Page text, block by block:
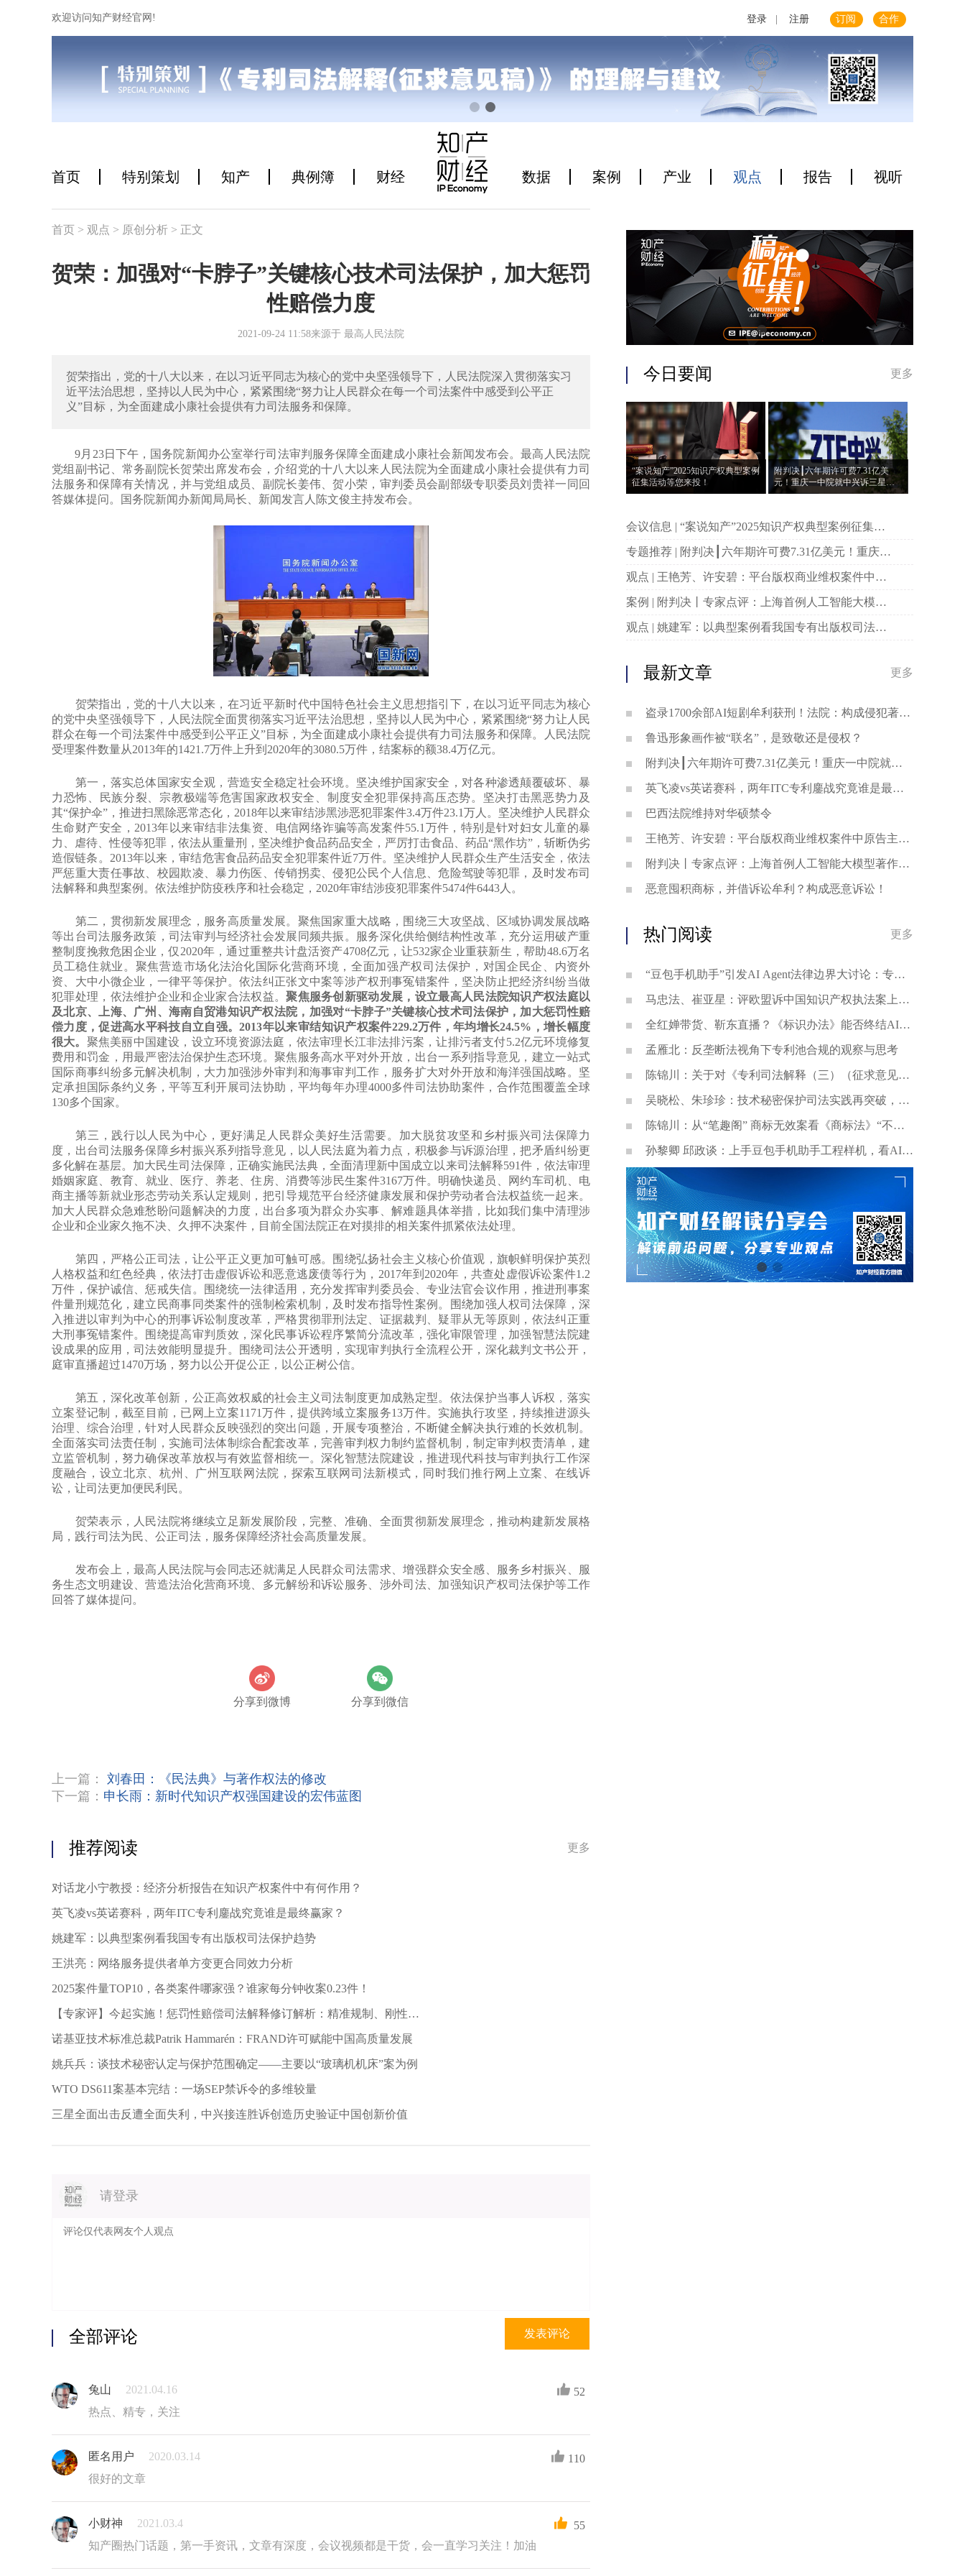
欢迎访问知产财经官网! 登录 注册 订阅 合作
首页 特别策划 知产 典例簿 财经 数据 案例 产业 观点 报告 视听
首页 > 观点 > 原创分析 > 正文
贺荣：加强对“卡脖子”关键核心技术司法保护，加大惩罚
性赔偿力度
2021-09-24 11:58来源于 最高人民法院
贺荣指出，党的十八大以来，在以习近平同志为核心的党中央坚强领导下，人民法院深入贯彻落实习
近平法治思想，坚持以人民为中心，紧紧围绕“努力让人民群众在每一个司法案件中感受到公平正
义”目标，为全面建成小康社会提供有力司法服务和保障。
9月23日下午，国务院新闻办公室举行司法审判服务保障全面建成小康社会新闻发布会。最高人民法院
党组副书记、常务副院长贺荣出席发布会，介绍党的十八大以来人民法院为全面建成小康社会提供有力司
法服务和保障有关情况，并与党组成员、副院长姜伟、贺小荣，审判委员会副部级专职委员刘贵祥一同回
答媒体提问。国务院新闻办新闻局局长、新闻发言人陈文俊主持发布会。
贺荣指出，党的十八大以来，在习近平新时代中国特色社会主义思想指引下，在以习近平同志为核心
的党中央坚强领导下，人民法院全面贯彻落实习近平法治思想，坚持以人民为中心，紧紧围绕“努力让人民
群众在每一个司法案件中感受到公平正义”目标，为全面建成小康社会提供有力司法服务和保障。人民法院
受理案件数量从2013年的1421.7万件上升到2020年的3080.5万件，结案标的额38.4万亿元。
第一，落实总体国家安全观，营造安全稳定社会环境。坚决维护国家安全，对各种渗透颠覆破坏、暴
力恐怖、民族分裂、宗教极端等危害国家政权安全、制度安全犯罪保持高压态势。坚决打击黑恶势力及
其“保护伞”，推进扫黑除恶常态化，2018年以来审结涉黑涉恶犯罪案件3.4万件23.1万人。坚决维护人民群众
生命财产安全，2013年以来审结非法集资、电信网络诈骗等高发案件55.1万件，特别是针对妇女儿童的暴
力、虐待、性侵等犯罪，依法从重量刑，坚决维护食品药品安全，严厉打击食品、药品“黑作坊”，斩断伪劣
造假链条。2013年以来，审结危害食品药品安全犯罪案件近7万件。坚决维护人民群众生产生活安全，依法
严惩重大责任事故、校园欺凌、暴力伤医、传销拐卖、侵犯公民个人信息、危险驾驶等犯罪，及时发布司
法解释和典型案例。依法维护防疫秩序和社会稳定，2020年审结涉疫犯罪案件5474件6443人。
第二，贯彻新发展理念，服务高质量发展。聚焦国家重大战略，围绕三大攻坚战、区域协调发展战略
等出台司法服务政策，司法审判与经济社会发展同频共振。服务深化供给侧结构性改革，充分运用破产重
整制度挽救危困企业，仅2020年，通过重整共计盘活资产4708亿元，让532家企业重获新生，帮助48.6万名
员工稳住就业。聚焦营造市场化法治化国际化营商环境，全面加强产权司法保护，对国企民企、内资外
资、大中小微企业，一律平等保护。依法纠正张文中案等涉产权刑事冤错案件，坚决防止把经济纠纷当做
犯罪处理，依法维护企业和企业家合法权益。聚焦服务创新驱动发展，设立最高人民法院知识产权法庭以
及北京、上海、广州、海南自贸港知识产权法院，加强对“卡脖子”关键核心技术司法保护，加大惩罚性赔
偿力度，促进高水平科技自立自强。2013年以来审结知识产权案件229.2万件，年均增长24.5%，增长幅度
很大。 聚焦美丽中国建设，设立环境资源法庭，依法审理长江非法排污案，让排污者支付5.2亿元环境修复
费用和罚金，用最严密法治保护生态环境。聚焦服务高水平对外开放，出台一系列指导意见，建立一站式
国际商事纠纷多元解决机制，大力加强涉外审判和海事审判工作，服务扩大对外开放和海洋强国战略。坚
定承担国际条约义务，平等互利开展司法协助，平均每年办理4000多件司法协助案件，合作范围覆盖全球
130多个国家。
第三，践行以人民为中心，更好满足人民群众美好生活需要。加大脱贫攻坚和乡村振兴司法保障力
度，出台司法服务保障乡村振兴系列指导意见，以人民法庭为着力点，积极参与诉源治理，把矛盾纠纷更
多化解在基层。加大民生司法保障，正确实施民法典，全面清理新中国成立以来司法解释591件，依法审理
婚姻家庭、教育、就业、医疗、养老、住房、消费等涉民生案件3167万件。明确快递员、网约车司机、电
商主播等新就业形态劳动关系认定规则，把引导规范平台经济健康发展和保护劳动者合法权益统一起来。
加大人民群众急难愁盼问题解决的力度，出台多项为群众办实事、解难题具体举措，比如我们集中清理涉
企业和企业家久拖不决、久押不决案件，目前全国法院正在对摸排的相关案件抓紧依法处理。
第四，严格公正司法，让公平正义更加可触可感。围绕弘扬社会主义核心价值观，旗帜鲜明保护英烈
人格权益和红色经典，依法打击虚假诉讼和恶意逃废债等行为，2017年到2020年，共查处虚假诉讼案件1.2
万件，保护诚信、惩戒失信。围绕统一法律适用，充分发挥审判委员会、专业法官会议作用，推进刑事案
件量刑规范化，建立民商事同类案件的强制检索机制，及时发布指导性案例。围绕加强人权司法保障，深
入推进以审判为中心的刑事诉讼制度改革，严格贯彻罪刑法定、证据裁判、疑罪从无等原则，依法纠正重
大刑事冤错案件。围绕提高审判质效，深化民事诉讼程序繁简分流改革，强化审限管理，加强智慧法院建
设成果的应用，司法效能明显提升。围绕司法公开透明，实现审判执行全流程公开，深化裁判文书公开，
庭审直播超过1470万场，努力以公开促公正，以公正树公信。
第五，深化改革创新，公正高效权威的社会主义司法制度更加成熟定型。依法保护当事人诉权，落实
立案登记制，截至目前，已网上立案1171万件，提供跨域立案服务13万件。实施执行攻坚，持续推进源头
治理、综合治理，针对人民群众反映强烈的突出问题，开展专项整治，不断健全解决执行难的长效机制。
全面落实司法责任制，实施司法体制综合配套改革，完善审判权力制约监督机制，制定审判权责清单，建
立监管机制，努力确保改革放权与有效监督相统一。深化智慧法院建设，推进现代科技与审判执行工作深
度融合，设立北京、杭州、广州互联网法院，探索互联网司法新模式，同时我们推行网上立案、在线诉
讼，让司法更加便民利民。
贺荣表示，人民法院将继续立足新发展阶段，完整、准确、全面贯彻新发展理念，推动构建新发展格
局，践行司法为民、公正司法，服务保障经济社会高质量发展。
发布会上，最高人民法院与会同志还就满足人民群众司法需求、增强群众安全感、服务乡村振兴、服
务生态文明建设、营造法治化营商环境、多元解纷和诉讼服务、涉外司法、加强知识产权司法保护等工作
回答了媒体提问。
分享到微博 分享到微信
上一篇： 刘春田：《民法典》与著作权法的修改
下一篇： 申长雨：新时代知识产权强国建设的宏伟蓝图
推荐阅读 更多
对话龙小宁教授：经济分析报告在知识产权案件中有何作用？
英飞凌vs英诺赛科，两年ITC专利鏖战究竟谁是最终赢家？
姚建军：以典型案例看我国专有出版权司法保护趋势
王洪亮：网络服务提供者单方变更合同效力分析
2025案件量TOP10，各类案件哪家强？谁家每分钟收案0.23件！
【专家评】今起实施！惩罚性赔偿司法解释修订解析：精准规制、刚性适
用、严防滥用
诺基亚技术标准总裁Patrik Hammarén：FRAND许可赋能中国高质量发展
姚兵兵：谈技术秘密认定与保护范围确定——主要以“玻璃机机床”案为例
WTO DS611案基本完结：一场SEP禁诉令的多维较量
三星全面出击反遭全面失利，中兴接连胜诉创造历史验证中国创新价值
请登录
发表评论
全部评论
兔山 2021.04.16
52
热点、精专，关注
匿名用户 2020.03.14
110
很好的文章
小财神 2021.03.4
55
知产圈热门话题，第一手资讯，文章有深度，会议视频都是干货，会一直学习关注！加油
今日要闻 更多
“案说知产”2025知识产权典型案例
征集活动等您来投！
附判决┃六年期许可费7.31亿美
元！重庆一中院就中兴诉三星案
作出一审判决
会议信息 | “案说知产”2025知识产权典型案例征集活
动等您来投！
专题推荐 | 附判决┃六年期许可费7.31亿美元！重庆一
中院就中兴诉三星案作出一审判决
观点 | 王艳芳、许安碧：平台版权商业维权案件中原
告主体资格的司法审查与规制
案例 | 附判决丨专家点评：上海首例人工智能大模型
著作权侵权案二审宣判
观点 | 姚建军：以典型案例看我国专有出版权司法保
最新文章 更多
盗录1700余部AI短剧牟利获刑！法院：构成侵犯著作
权罪
鲁迅形象画作被“联名”，是致敬还是侵权？
附判决┃六年期许可费7.31亿美元！重庆一中院就中
兴诉三星案作出一审判决
英飞凌vs英诺赛科，两年ITC专利鏖战究竟谁是最终
赢家？
巴西法院维持对华硕禁令
王艳芳、许安碧：平台版权商业维权案件中原告主体
资格的司法审查与规制
附判决丨专家点评：上海首例人工智能大模型著作权
侵权案二审宣判
恶意囤积商标，并借诉讼牟利？构成恶意诉讼！
热门阅读 更多
“豆包手机助手”引发AI Agent法律边界大讨论：专家
深度剖析数据合规与竞争秩序
马忠法、崔亚星：评欧盟诉中国知识产权执法案上诉
仲裁裁决
全红婵带货、靳东直播？《标识办法》能否终结AI拟
声乱象？
孟雁北：反垄断法视角下专利池合规的观察与思考
陈锦川：关于对《专利司法解释（三）（征求意见
稿）》几个诉讼程序问题的意见建议
吴晓松、朱珍珍：技术秘密保护司法实践再突破，高
质量审判护航科技创新——北京精雕公司诉田某、深
圳创世纪公司侵害技术秘密案浅析
陈锦川：从“笔趣阁” 商标无效案看《商标法》“不良
影响”条款的司法适用边界
孙黎卿 邱政谈：上手豆包手机助手工程样机，看AI手
机行业法律风险